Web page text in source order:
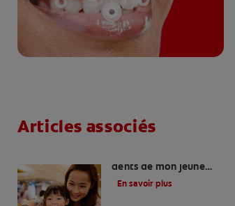
Articles associés
dents de mon jeune
enfant?
En savoir plus